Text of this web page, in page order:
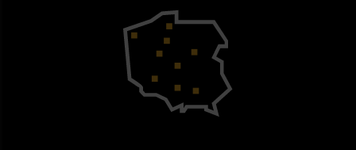
Як працює маска від смогу?
Найкращі спальні мішки на осінь